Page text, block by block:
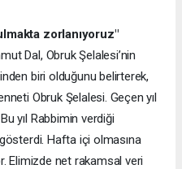
zorlanıyoruz"
Dal, Obruk Şelalesi’nin
biri olduğunu belirterek,
Obruk Şelalesi. Geçen yıl
yıl Rabbimin verdiği
Hafta içi olmasına
Elimizde net rakamsal veri